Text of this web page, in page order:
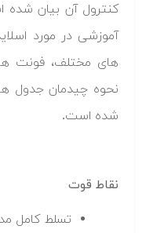
کنترول آن بیان
آموزشی در مورد
های مختلف، فونت
نحوه چیدمان جدول
شده است.
نقاط قوت
تسلط کامل